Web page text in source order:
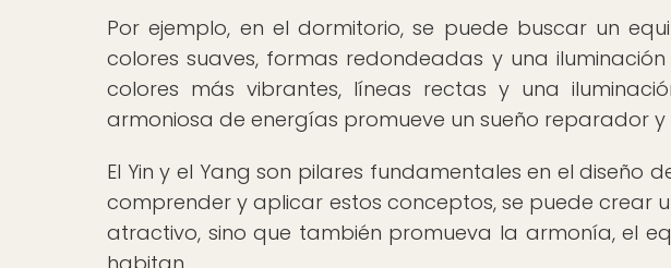
Por ejemplo, en el dormitorio, se puede buscar un
colores suaves, formas redondeadas y una
colores más vibrantes, líneas rectas y una
armoniosa de energías promueve un sueño reparador
El Yin y el Yang son pilares fundamentales en el diseño
comprender y aplicar estos conceptos, se puede crear
atractivo, sino que también promueva la armonía, el